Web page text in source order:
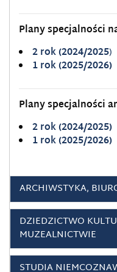
Plany specjalności
2 rok (2024/2025)
1 rok (2025/2026)
Plany specjalności
2 rok (2024/2025)
1 rok (2025/2026)
ARCHIWSTYKA,
DZIEDZICTWO
MUZEALNICTWIE
STUDIA